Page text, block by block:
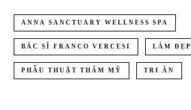
ANNA SANCTUARY WELLNESS SPA
BÁC SĨ FRANCO VERCESI LÀM ĐẸP
PHẪU THUẬT THẨM MỸ TRI ÂN